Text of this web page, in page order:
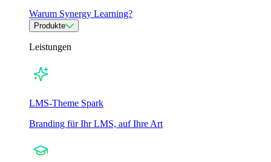
Warum Synergy Learning?
Produkte
Leistungen
LMS-Theme Spark
Branding für Ihr LMS, auf Ihre Art